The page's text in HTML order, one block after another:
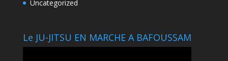
Uncategorized
Le JU-JITSU EN MARCHE A BAFOUSSAM